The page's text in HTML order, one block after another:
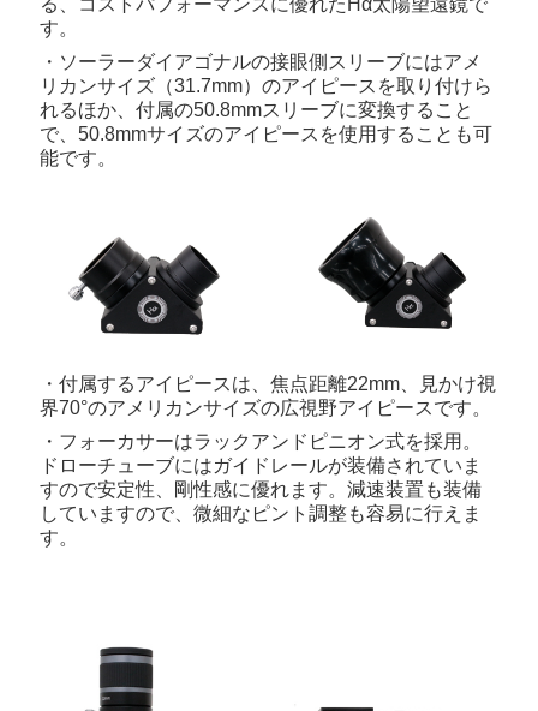
る、コストパフォーマンスに優れたHα太陽望遠鏡で
す。
・ソーラーダイアゴナルの接眼側スリーブにはアメ
リカンサイズ（31.7mm）のアイピースを取り付けら
れるほか、付属の50.8mmスリーブに変換すること
で、50.8mmサイズのアイピースを使用することも可
能です。
・付属するアイピースは、焦点距離22mm、見かけ視
界70°のアメリカンサイズの広視野アイピースです。
・フォーカサーはラックアンドピニオン式を採用。
ドローチューブにはガイドレールが装備されていま
すので安定性、剛性感に優れます。減速装置も装備
していますので、微細なピント調整も容易に行えま
す。